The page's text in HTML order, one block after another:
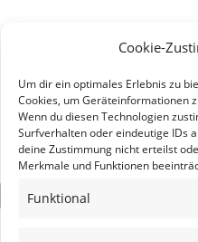
Cookie-
Um dir ein optimales Erlebnis zu
Cookies, um Geräteinformationen
Wenn du diesen Technologien
Surfverhalten oder eindeutige IDs
deine Zustimmung nicht erteilst
Merkmale und Funktionen
Funktional